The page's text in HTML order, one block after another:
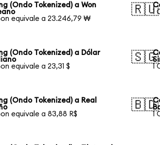
(Ondo Tokenized) a Won
equivale a 23.246,79 ₩
🇷🇺
1
(Ondo Tokenized) a Dólar
equivale a 23,31 $
🇸🇬
1
(Ondo Tokenized) a Real
equivale a 83,88 R$
🇧🇩
1